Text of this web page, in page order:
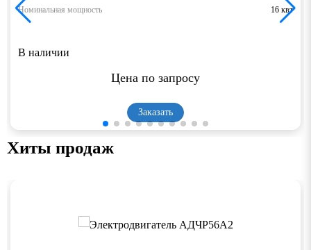
Номинальная мощность 16 квт
В наличии
Цена по запросу
Заказать
Хиты продаж